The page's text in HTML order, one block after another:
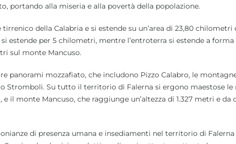
portando alla miseria e alla povertà della popolazione.
della Calabria e si estende su un’area di 23,80 chilometri
si estende per 5 chilometri, mentre l’entroterra si estende a
sul monte Mancuso.
panorami mozzafiato, che includono Pizzo Calabro, le
Stromboli. Su tutto il territorio di Falerna si ergono maestose le
e il monte Mancuso, che raggiunge un’altezza di 1.327 metri e
di presenza umana e insediamenti nel territorio di Falerna